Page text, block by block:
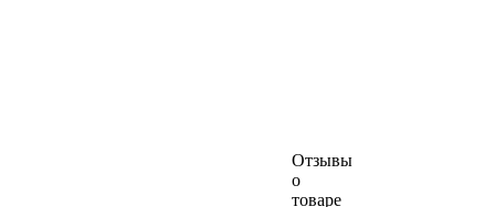
Отзывы
о
товаре